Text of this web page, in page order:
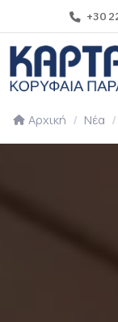
+30
Αρχική Νέα